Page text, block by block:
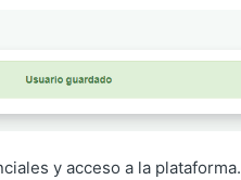
y acceso a la plataforma.